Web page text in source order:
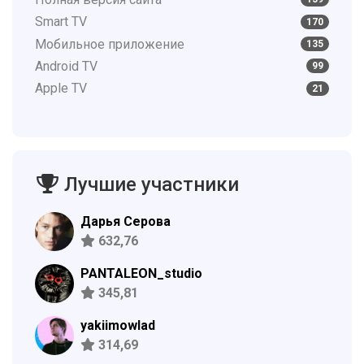
Smart TV 170
Мобильное приложение 135
Android TV 99
Apple TV 21
Лучшие участники
Дарья Серова
632,76
PANTALEON_studio
345,81
yakiimowlad
314,69